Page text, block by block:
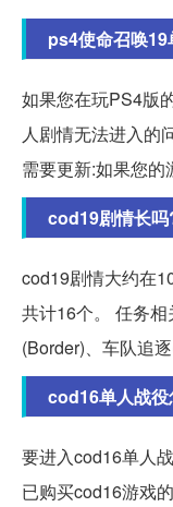
ps4使命召唤
如果您在玩PS4版
人剧情无法进入的
需要更新:如果您的
cod19剧情长吗
cod19剧情大约在
共计16个。 任务
(Border)、车队追
cod16单人战役
要进入cod16单人
已购买cod16游戏